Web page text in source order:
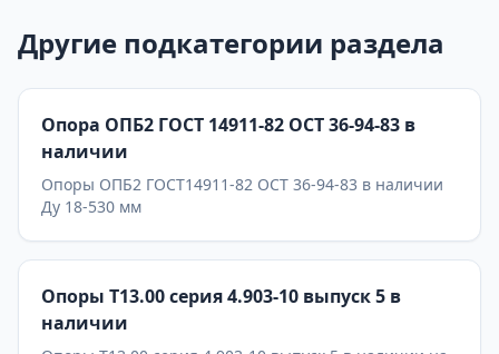
Другие подкатегории раздела
Опора ОПБ2 ГОСТ 14911-82 ОСТ 36-94-83 в
наличии
Опоры ОПБ2 ГОСТ14911-82 ОСТ 36-94-83 в наличии
Ду 18-530 мм
Опоры Т13.00 серия 4.903-10 выпуск 5 в
наличии